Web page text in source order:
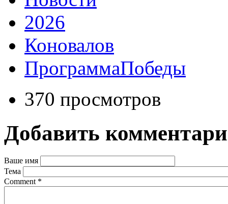
2026
Коновалов
ПрограммаПобеды
370 просмотров
Добавить
Ваше имя
Тема
Comment *